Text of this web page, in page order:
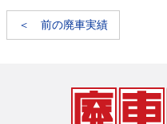
＜ 前の廃車実績